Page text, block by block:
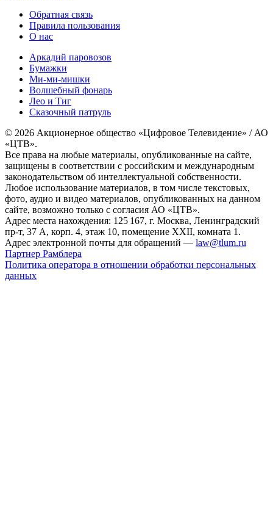
Обратная связь
Правила пользования
О нас
Аркадий паровозов
Бумажки
Ми-ми-мишки
Волшебный фонарь
Лео и Тиг
Сказочный патруль
© 2026 Акционерное общество «Цифровое Телевидение» / АО
«ЦТВ».
Все права на любые материалы, опубликованные на сайте,
защищены в соответствии с российским и международным
законодательством об интеллектуальной собственности.
Любое использование материалов, в том числе текстовых,
фото, аудио и видео материалов, опубликованных на данном
сайте, возможно только с согласия АО «ЦТВ».
Адрес места нахождения: 125 167, г. Москва, Ленинградский
пр-т, 37 А, корп. 4, этаж 10, помещение XXII, комната 1.
Адрес электронной почты для обращений — law@tlum.ru
Партнер Рамблера
Политика оператора в отношении обработки персональных
данных